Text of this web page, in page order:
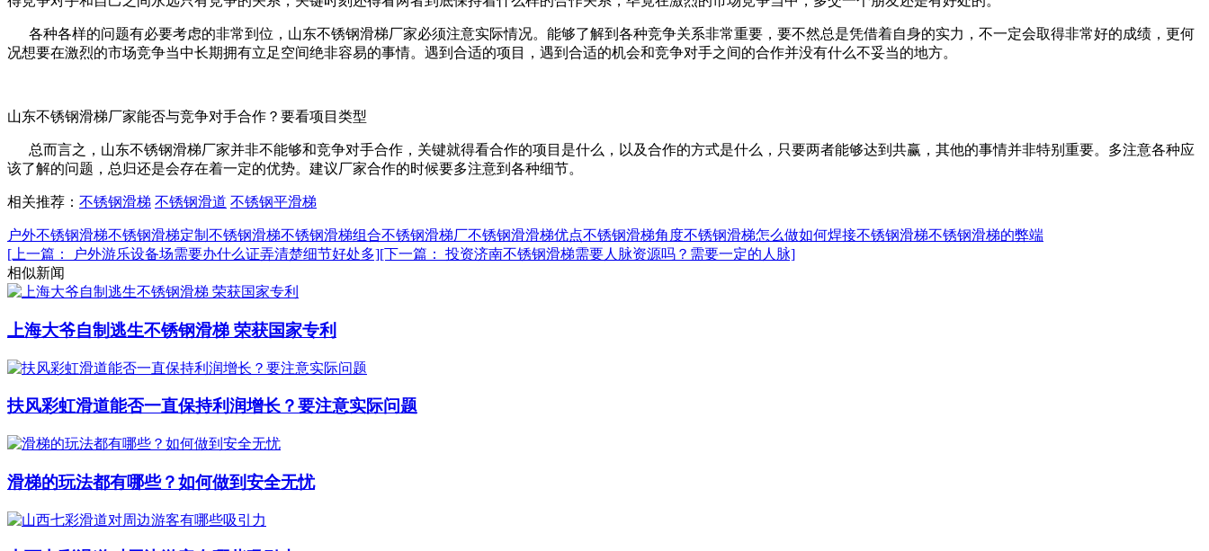
各种各样的问题有必要考虑的非常到位，山东不锈钢滑梯厂家必须注意实际情况。能够了解到各种竞争关系非常重要，要不然总是凭借着自身的实力，不一定会取得非常好的成绩，更何
况想要在激烈的市场竞争当中长期拥有立足空间绝非容易的事情。遇到合适的项目，遇到合适的机会和竞争对手之间的合作并没有什么不妥当的地方。
山东不锈钢滑梯厂家能否与竞争对手合作？要看项目类型
总而言之，山东不锈钢滑梯厂家并非不能够和竞争对手合作，关键就得看合作的项目是什么，以及合作的方式是什么，只要两者能够达到共赢，其他的事情并非特别重要。多注意各种应
该了解的问题，总归还是会存在着一定的优势。建议厂家合作的时候要多注意到各种细节。
相关推荐： 不锈钢滑梯 不锈钢滑道 不锈钢平滑梯
户外不锈钢滑梯不锈钢滑梯定制不锈钢滑梯不锈钢滑梯组合不锈钢滑梯厂不锈钢滑滑梯优点不锈钢滑梯角度不锈钢滑梯怎么做如何焊接不锈钢滑梯不锈钢滑梯的弊端
[上一篇： 户外游乐设备场需要办什么证弄清楚细节好处多][下一篇： 投资济南不锈钢滑梯需要人脉资源吗？需要一定的人脉]
相似新闻
上海大爷自制逃生不锈钢滑梯 荣获国家专利
扶风彩虹滑道能否一直保持利润增长？要注意实际问题
滑梯的玩法都有哪些？如何做到安全无忧